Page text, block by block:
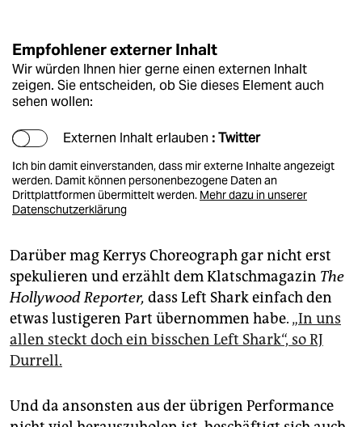
Empfohlener externer Inhalt
Wir würden Ihnen hier gerne einen externen Inhalt
zeigen. Sie entscheiden, ob Sie dieses Element auch
sehen wollen:
Externen Inhalt erlauben : Twitter
Ich bin damit einverstanden, dass mir externe Inhalte angezeigt
werden. Damit können personenbezogene Daten an
Drittplattformen übermittelt werden. Mehr dazu in unserer
Datenschutzerklärung
Darüber mag Kerrys Choreograph gar nicht erst
spekulieren und erzählt dem Klatschmagazin The
Hollywood Reporter, dass Left Shark einfach den
etwas lustigeren Part übernommen habe. „In uns
allen steckt doch ein bisschen Left Shark“, so RJ
Durrell.
Und da ansonsten aus der übrigen Performance